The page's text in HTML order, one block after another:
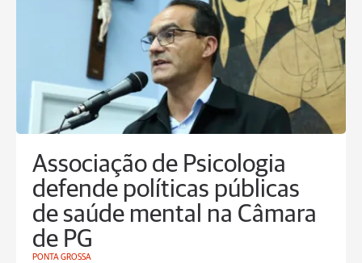
Associação de Psicologia
defende políticas públicas
de saúde mental na Câmara
de PG
PONTA GROSSA